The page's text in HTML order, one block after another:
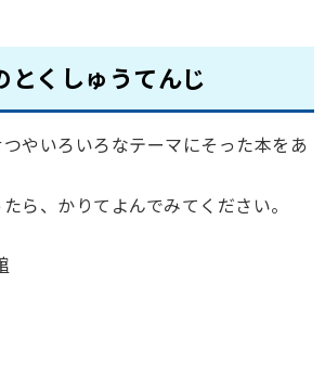
とくしゅうてんじ
やいろいろなテーマにそった本をあ
ら、かりてよんでみてください。